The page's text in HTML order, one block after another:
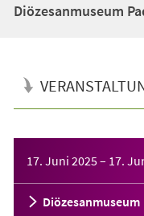
Diözesanmuseum
17. Juni 2025– 17.
Diözesanmuseum